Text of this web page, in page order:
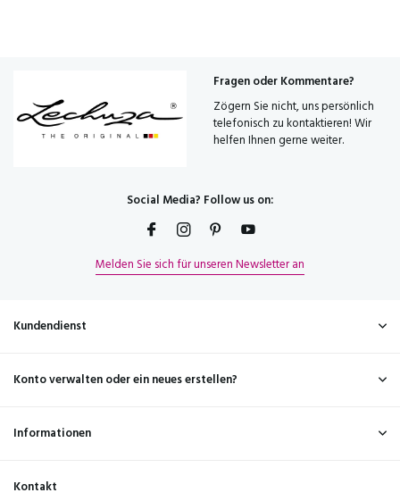
Fragen oder Kommentare?
Zögern Sie nicht, uns persönlich
telefonisch zu kontaktieren! Wir
helfen Ihnen gerne weiter.
Social Media? Follow us on:
Melden Sie sich für unseren Newsletter an
Kundendienst
Konto verwalten oder ein neues erstellen?
Informationen
Kontakt